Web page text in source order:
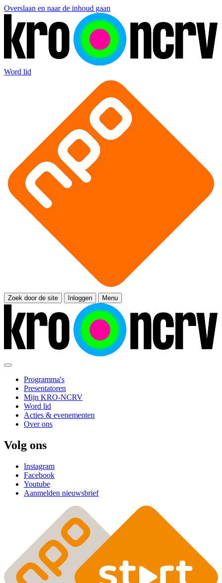
Overslaan en naar de inhoud gaan
Word lid
Zoek door de site Inloggen Menu
Programma's
Presentatoren
Mijn KRO-NCRV
Word lid
Acties & evenementen
Over ons
Volg ons
Instagram
Facebook
Youtube
Aanmelden nieuwsbrief